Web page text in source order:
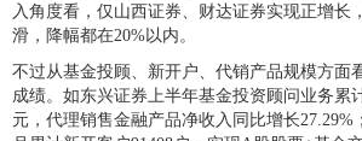
入角度看，仅山西证券、财达证券实现正增长
滑，降幅都在20%以内。
不过从基金投顾、新开户、代销产品规模方面
成绩。如东兴证券上半年基金投资顾问业务累
元，代理销售金融产品净收入同比增长